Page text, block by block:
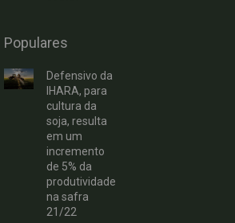
Populares
Defensivo da
IHARA, para
cultura da
soja, resulta
em um
incremento
de 5% da
produtividade
na safra
21/22